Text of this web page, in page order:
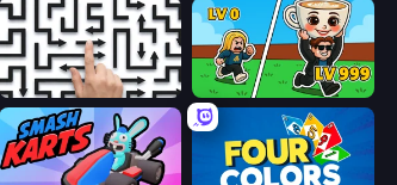
Arrow Escape: Puzzle Brainrot Arena Online